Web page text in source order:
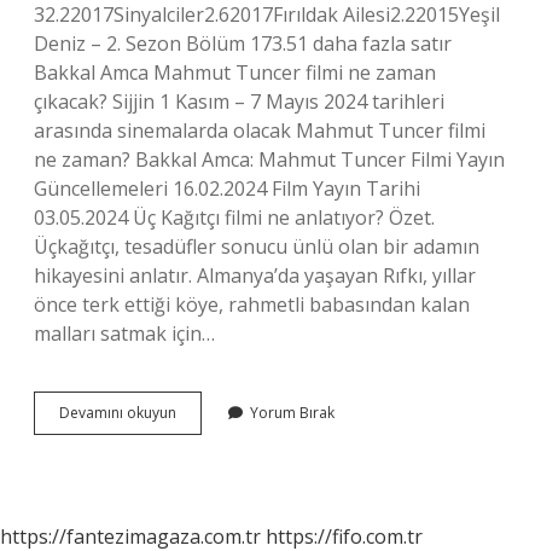
32.22017Sinyalciler2.62017Fırıldak Ailesi2.22015Yeşil
Deniz – 2. Sezon Bölüm 173.51 daha fazla satır
Bakkal Amca Mahmut Tuncer filmi ne zaman
çıkacak? Sijjin 1 Kasım – 7 Mayıs 2024 tarihleri ​​
arasında sinemalarda olacak Mahmut Tuncer filmi
ne zaman? Bakkal Amca: Mahmut Tuncer Filmi Yayın
Güncellemeleri 16.02.2024 Film Yayın Tarihi
03.05.2024 Üç Kağıtçı filmi ne anlatıyor? Özet.
Üçkağıtçı, tesadüfler sonucu ünlü olan bir adamın
hikayesini anlatır. Almanya’da yaşayan Rıfkı, yıllar
önce terk ettiği köye, rahmetli babasından kalan
malları satmak için…
Devamını okuyun Mahmut
Tuncer
Yorum Bırak
https://fantezimagaza.com.tr https://fifo.com.tr